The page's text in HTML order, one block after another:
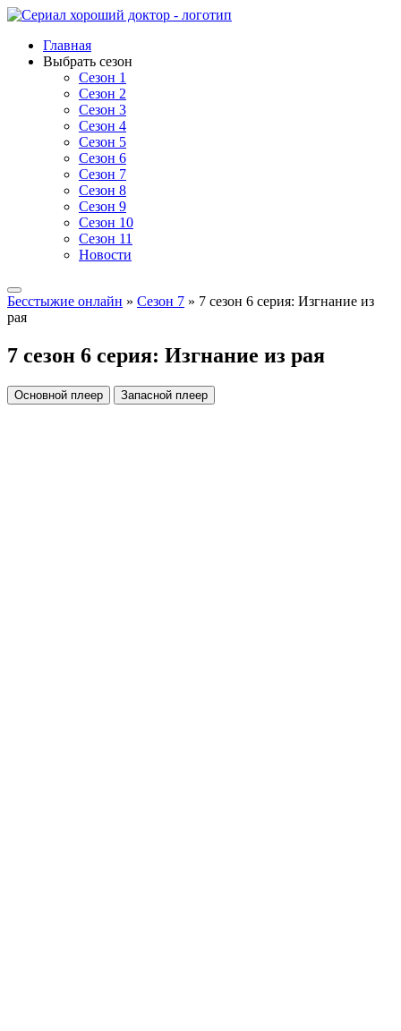
Главная
Выбрать сезон
Сезон 1
Сезон 2
Сезон 3
Сезон 4
Сезон 5
Сезон 6
Сезон 7
Сезон 8
Сезон 9
Сезон 10
Сезон 11
Новости
Бесстыжие онлайн » Сезон 7 » 7 сезон 6 серия: Изгнание из
рая
7 сезон 6 серия: Изгнание из рая
Основной плеер Запасной плеер